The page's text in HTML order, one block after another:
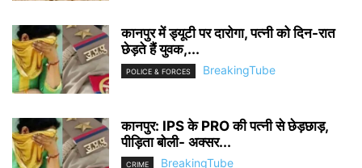
कानपुर में ड्यूटी पर दारोगा, पत्नी को दिन-रात
छेड़ते हैं युवक,...
POLICE & FORCES BreakingTube
कानपुर: IPS के PRO की पत्नी से छेड़छाड़,
पीड़िता बोली- अक्सर...
CRIME BreakingTube